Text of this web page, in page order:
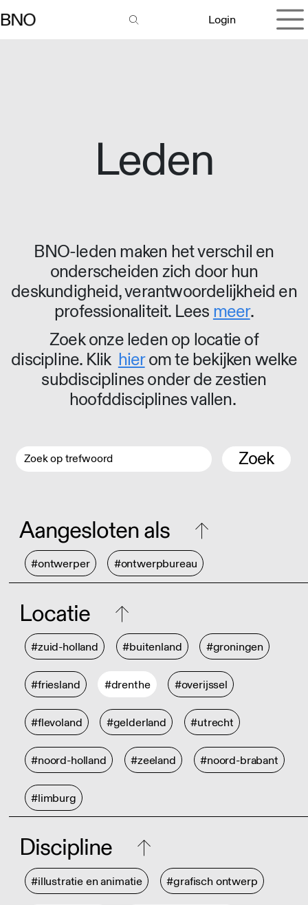
Login
Leden
BNO-leden maken het verschil en
onderscheiden zich door hun
deskundigheid, verantwoordelijkheid en
professionaliteit. Lees meer.
Zoek onze leden op locatie of
discipline. Klik hierom te bekijken welke
subdisciplines onder de zestien
hoofddisciplines vallen.
Zoek
Aangesloten als
#ontwerper #ontwerpbureau
Locatie
#zuid-holland #buitenland #groningen
#friesland #drenthe #overijssel
#flevoland #gelderland #utrecht
#noord-holland #zeeland #noord-brabant
#limburg
Discipline
#illustratie en animatie #grafisch ontwerp